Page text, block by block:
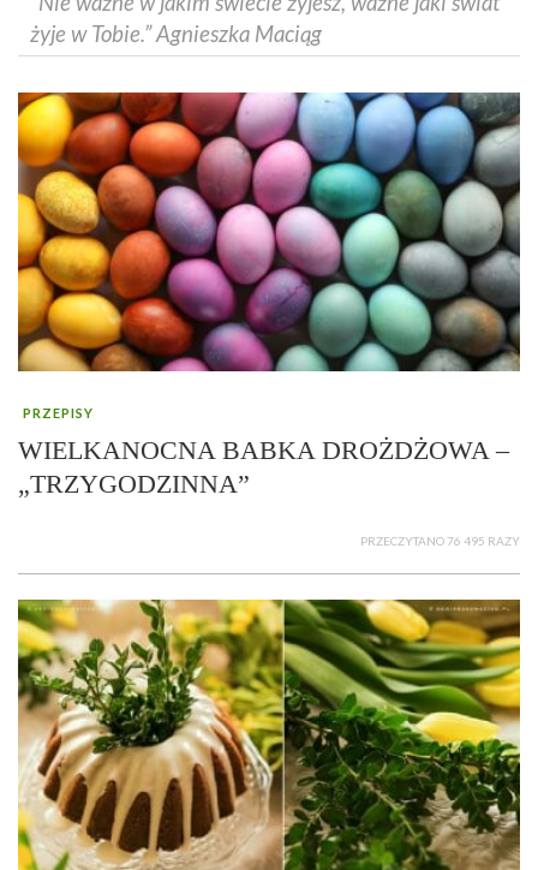
żyje w Tobie.” Agnieszka Maciąg
PRZEPISY
WIELKANOCNA BABKA DROŻDŻOWA –
„TRZYGODZINNA”
PRZECZYTANO 76 495 RAZY